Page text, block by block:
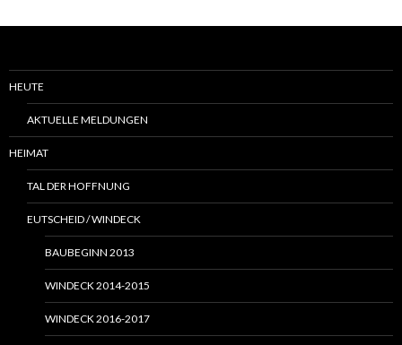
HEUTE
AKTUELLE MELDUNGEN
HEIMAT
TAL DER HOFFNUNG
EUTSCHEID / WINDECK
BAUBEGINN 2013
WINDECK 2014-2015
WINDECK 2016-2017